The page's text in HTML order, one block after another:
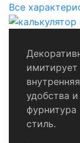
Все
имитирует
удобства
стиль.